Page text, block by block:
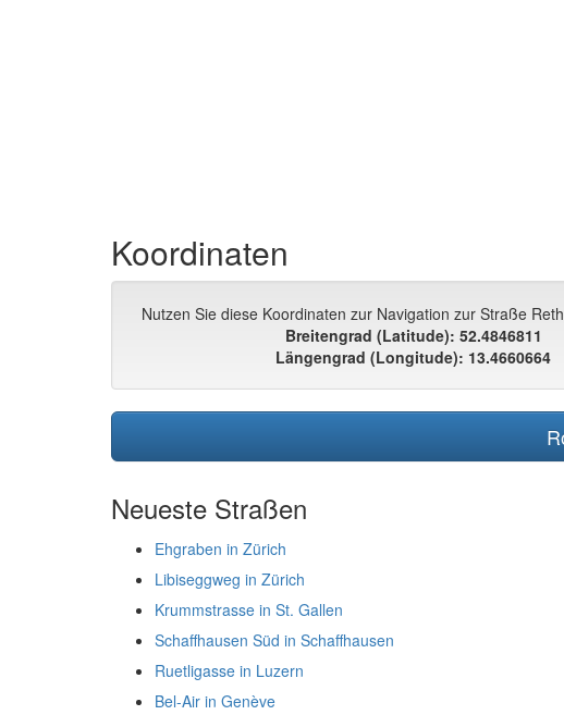
Koordinaten
Nutzen Sie diese Koordinaten zur Navigation zur Straße
Breitengrad (Latitude): 52.4846811
Längengrad (Longitude): 13.4660664
Neueste Straßen
Ehgraben in Zürich
Libiseggweg in Zürich
Krummstrasse in St. Gallen
Schaffhausen Süd in Schaffhausen
Ruetligasse in Luzern
Bel-Air in Genève